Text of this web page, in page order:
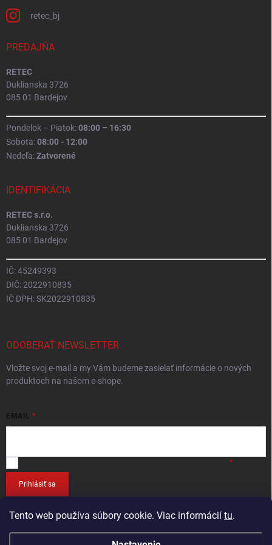
Tento web používa súbory cookie. Viac informácií tu.
retec_bj
PREDAJŇA
RETEC
Duklianska 3726
085 01 Bardejov
Pondelok – Piatok:08:00 – 16:30
Sobota:08:00 - 12:00
Nedeľa:Zatvorené
IDENTIFIKÁCIA
RETEC s.r.o.
Duklianska 3726
085 01 Bardejov
IČ: 45249393
DIČ: 2022910835
IČ DPH: SK2022910835
ODOBERAŤ NEWSLETTER
Vložte svoj e-mail a my Vám budeme zasielať informácie o nových
produktoch na našom e-shope.
EMAIL
Prihlásiť sa